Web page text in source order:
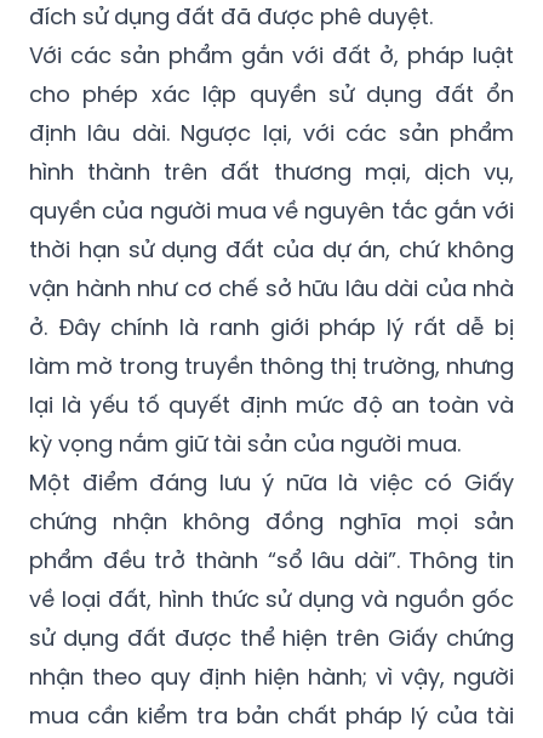
đích sử dụng đất đã được phê duyệt.
Với các sản phẩm gắn với đất ở, pháp luật
cho phép xác lập quyền sử dụng đất ổn
định lâu dài. Ngược lại, với các sản phẩm
hình thành trên đất thương mại, dịch vụ,
quyền của người mua về nguyên tắc gắn với
thời hạn sử dụng đất của dự án, chứ không
vận hành như cơ chế sở hữu lâu dài của nhà
ở. Đây chính là ranh giới pháp lý rất dễ bị
làm mờ trong truyền thông thị trường, nhưng
lại là yếu tố quyết định mức độ an toàn và
kỳ vọng nắm giữ tài sản của người mua.
Một điểm đáng lưu ý nữa là việc có Giấy
chứng nhận không đồng nghĩa mọi sản
phẩm đều trở thành “sổ lâu dài”. Thông tin
về loại đất, hình thức sử dụng và nguồn gốc
sử dụng đất được thể hiện trên Giấy chứng
nhận theo quy định hiện hành; vì vậy, người
mua cần kiểm tra bản chất pháp lý của tài